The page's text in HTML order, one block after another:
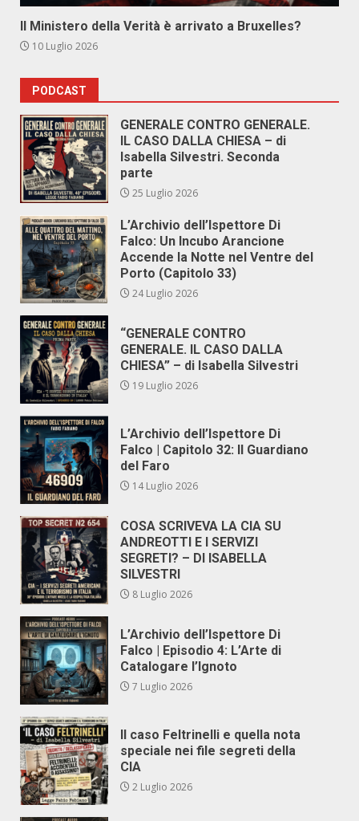
Il Ministero della Verità è arrivato a Bruxelles?
10 Luglio 2026
PODCAST
GENERALE CONTRO GENERALE.
IL CASO DALLA CHIESA – di
Isabella Silvestri. Seconda
parte
25 Luglio 2026
L’Archivio dell’Ispettore Di
Falco: Un Incubo Arancione
Accende la Notte nel Ventre del
Porto (Capitolo 33)
24 Luglio 2026
“GENERALE CONTRO
GENERALE. IL CASO DALLA
CHIESA” – di Isabella Silvestri
19 Luglio 2026
L’Archivio dell’Ispettore Di
Falco | Capitolo 32: Il Guardiano
del Faro
14 Luglio 2026
COSA SCRIVEVA LA CIA SU
ANDREOTTI E I SERVIZI
SEGRETI? – DI ISABELLA
SILVESTRI
8 Luglio 2026
L’Archivio dell’Ispettore Di
Falco | Episodio 4: L’Arte di
Catalogare l’Ignoto
7 Luglio 2026
Il caso Feltrinelli e quella nota
speciale nei file segreti della
CIA
2 Luglio 2026